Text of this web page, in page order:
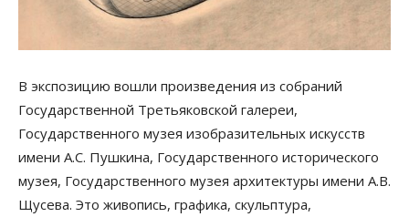
В экспозицию вошли произведения из собраний
Государственной Третьяковской галереи,
Государственного музея изобразительных искусств
имени А.С. Пушкина, Государственного исторического
музея, Государственного музея архитектуры имени А.В.
Щусева. Это живопись, графика, скульптура,